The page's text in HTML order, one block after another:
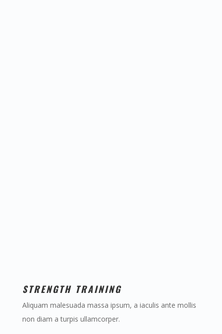
STRENGTH TRAINING
Aliquam malesuada massa ipsum, a iaculis ante mollis
non diam a turpis ullamcorper.